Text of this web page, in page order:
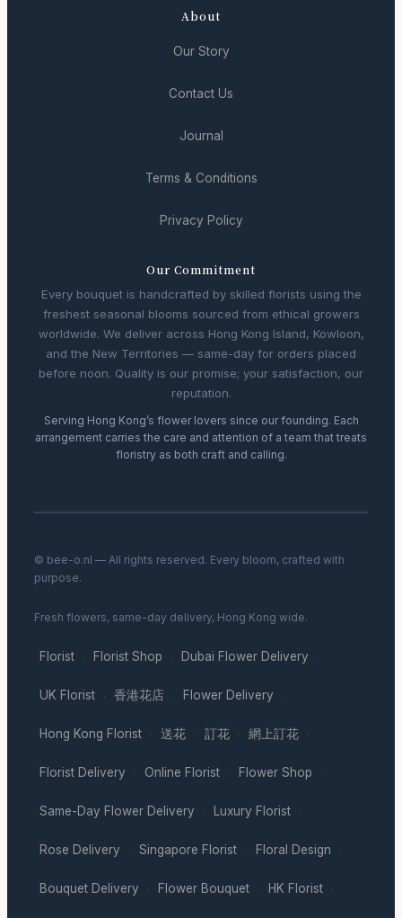
About
Our Story
Contact Us
Journal
Terms & Conditions
Privacy Policy
Our Commitment
Every bouquet is handcrafted by skilled florists using the
freshest seasonal blooms sourced from ethical growers
worldwide. We deliver across Hong Kong Island, Kowloon,
and the New Territories — same-day for orders placed
before noon. Quality is our promise; your satisfaction, our
reputation.
Serving Hong Kong’s flower lovers since our founding. Each
arrangement carries the care and attention of a team that treats
floristry as both craft and calling.
© bee-o.nl — All rights reserved. Every bloom, crafted with
purpose.
Fresh flowers, same-day delivery, Hong Kong wide.
Florist · Florist Shop · Dubai Flower Delivery ·
UK Florist · 香港花店 · Flower Delivery ·
Hong Kong Florist · 送花 · 訂花 · 網上訂花 ·
Florist Delivery · Online Florist · Flower Shop ·
Same-Day Flower Delivery · Luxury Florist ·
Rose Delivery · Singapore Florist · Floral Design ·
Bouquet Delivery · Flower Bouquet · HK Florist ·